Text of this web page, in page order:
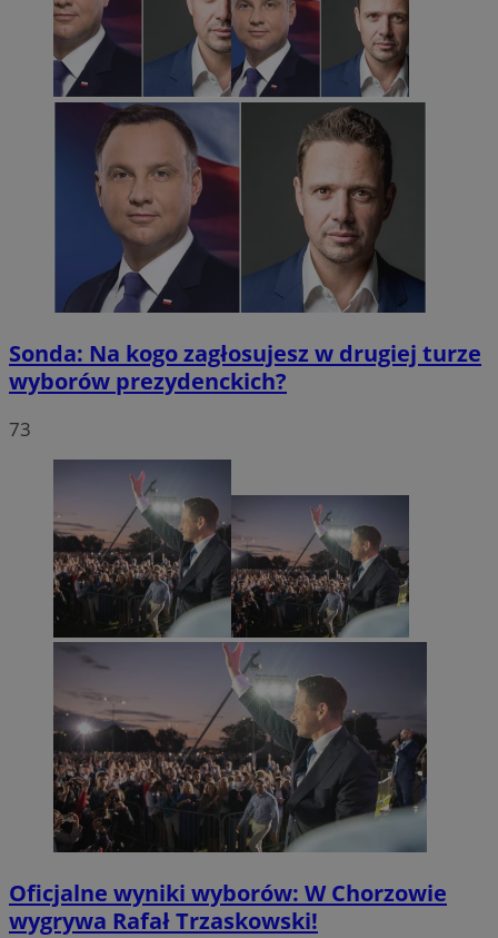
Sonda: Na kogo zagłosujesz w drugiej turze
wyborów prezydenckich?
73
Oficjalne wyniki wyborów: W Chorzowie
wygrywa Rafał Trzaskowski!